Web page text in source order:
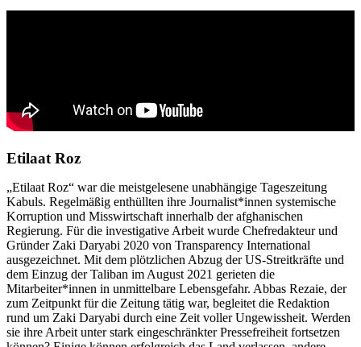
Etilaat Roz
„Etilaat Roz“ war die meistgelesene unabhängige Tageszeitung
Kabuls. Regelmäßig enthüllten ihre Journalist*innen systemische
Korruption und Misswirtschaft innerhalb der afghanischen
Regierung. Für die investigative Arbeit wurde Chefredakteur und
Gründer Zaki Daryabi 2020 von Transparency International
ausgezeichnet. Mit dem plötzlichen Abzug der US-Streitkräfte und
dem Einzug der Taliban im August 2021 gerieten die
Mitarbeiter*innen in unmittelbare Lebensgefahr. Abbas Rezaie, der
zum Zeitpunkt für die Zeitung tätig war, begleitet die Redaktion
rund um Zaki Daryabi durch eine Zeit voller Ungewissheit. Werden
sie ihre Arbeit unter stark eingeschränkter Pressefreiheit fortsetzen